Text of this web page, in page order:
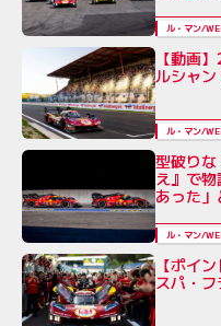
ル・マン/
【動画
ルシャ
ル・マン/
型破り
え』で
あった
ル・マン/
【ポイ
スパ・